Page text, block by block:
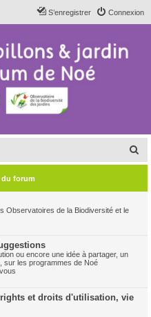
Connexion
S’enregistrer
e
forum
Observatoires de la Biodiversité et le
ou encore une idée à partager, un
sur les programmes de Noé
et droits d'utilisation, vie